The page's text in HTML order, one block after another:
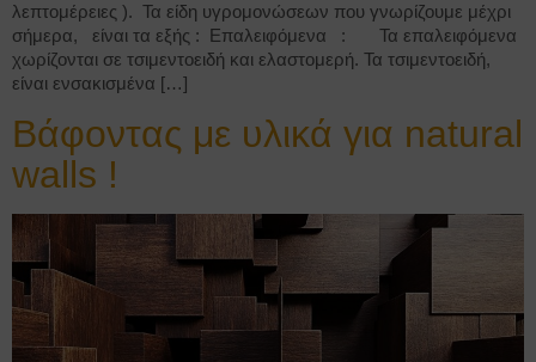
λεπτομέρειες ). Τα είδη υγρομονώσεων που γνωρίζουμε μέχρι
σήμερα, είναι τα εξής : Επαλειφόμενα : Τα επαλειφόμενα
χωρίζονται σε τσιμεντοειδή και ελαστομερή. Τα τσιμεντοειδή,
είναι ενσακισμένα […]
Βάφοντας με υλικά για natural
walls !